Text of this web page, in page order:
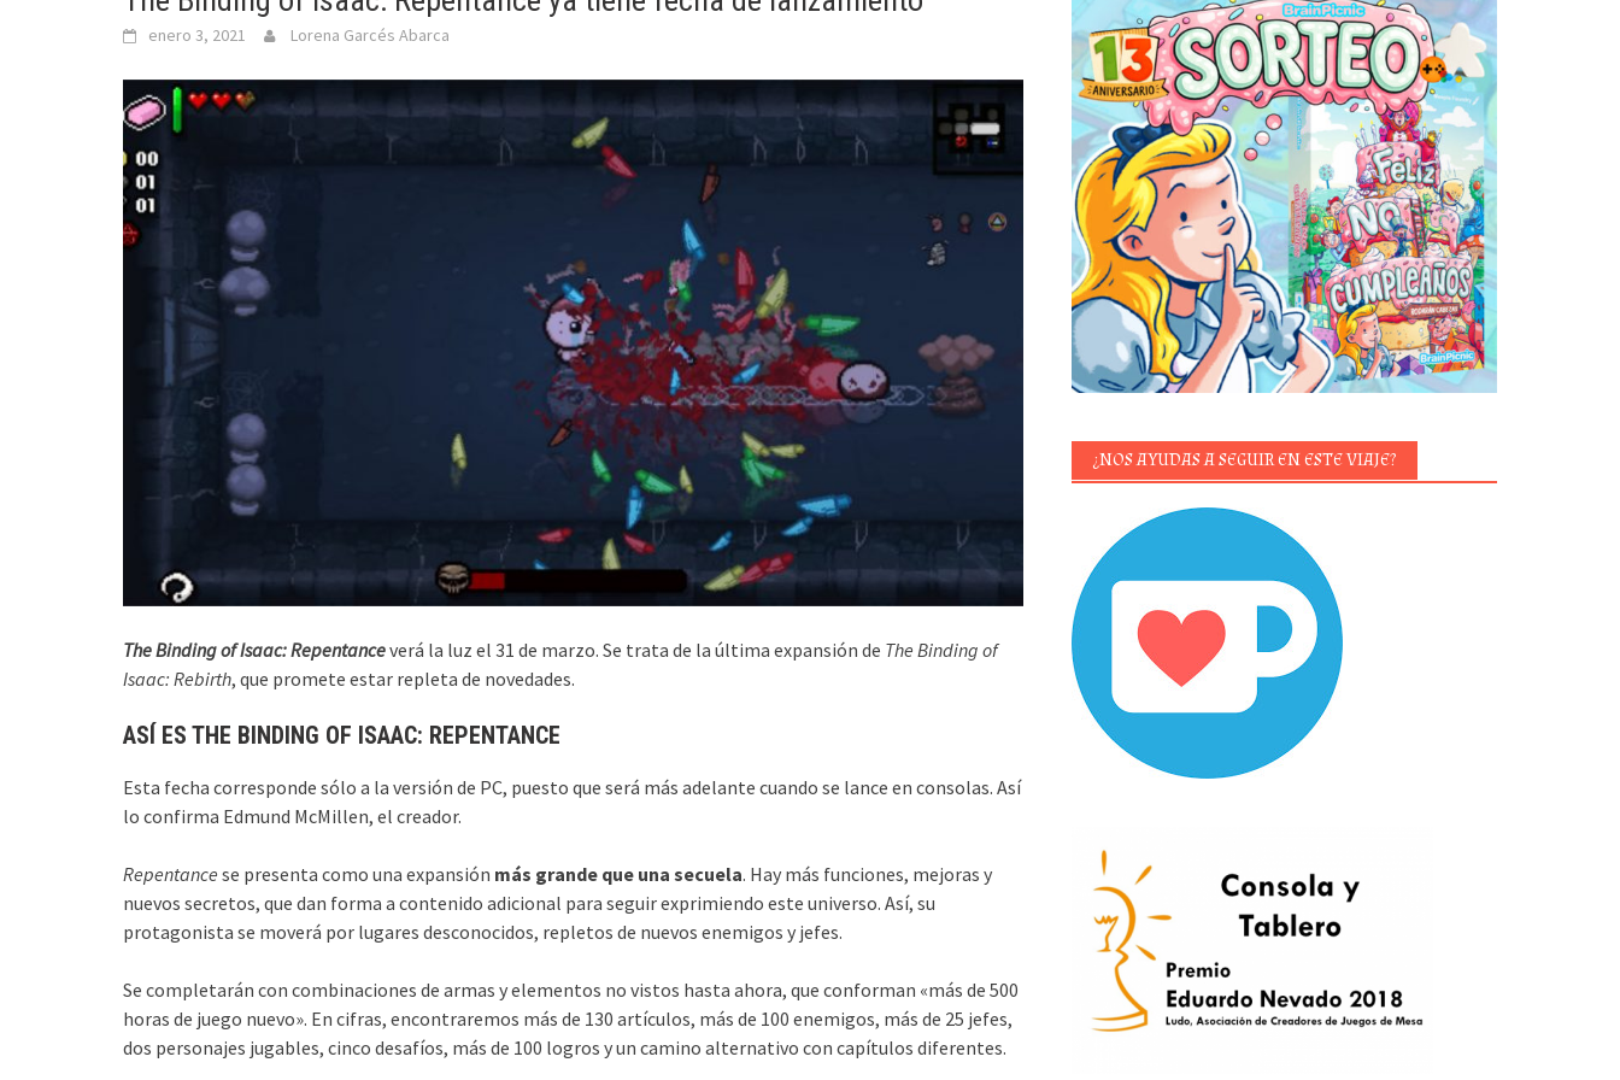
enero 3, 2021 Lorena Garcés Abarca
The Binding of Isaac: Repentanceverá la luz el 31 de marzo. Se trata de la última expansión de The Binding of
Isaac: Rebirth, que promete estar repleta de novedades.
ASÍ ES THE BINDING OF ISAAC: REPENTANCE
Esta fecha corresponde sólo a la versión de PC, puesto que será más adelante cuando se lance en consolas. Así
lo confirma Edmund McMillen, el creador.
Repentance se presenta como una expansión más grande que una secuela. Hay más funciones, mejoras y
nuevos secretos, que dan forma a contenido adicional para seguir exprimiendo este universo. Así, su
protagonista se moverá por lugares desconocidos, repletos de nuevos enemigos y jefes.
Se completarán con combinaciones de armas y elementos no vistos hasta ahora, que conforman «más de 500
horas de juego nuevo». En cifras, encontraremos más de 130 artículos, más de 100 enemigos, más de 25 jefes,
dos personajes jugables, cinco desafíos, más de 100 logros y un camino alternativo con capítulos diferentes.
¿NOS AYUDAS A SEGUIR EN ESTE VIAJE?